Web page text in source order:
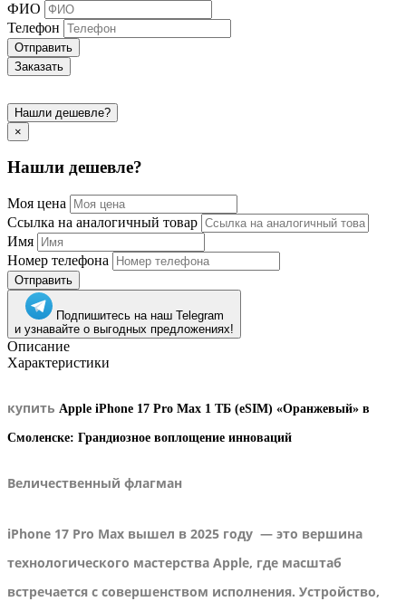
ФИО
Телефон
Отправить
Заказать
Нашли дешевле?
×
Нашли дешевле?
Моя цена
Ссылка на аналогичный товар
Имя
Номер телефона
Отправить
Подпишитесь на наш Telegram
и узнавайте о выгодных предложениях!
Описание
Характеристики
купить Apple iPhone 17 Pro Max 1 ТБ (eSIM) «Оранжевый» в
Смоленске: Грандиозное воплощение инноваций
Величественный флагман
iPhone 17 Pro Max вышел в 2025 году — это вершина
технологического мастерства Apple, где масштаб
встречается с совершенством исполнения. Устройство,